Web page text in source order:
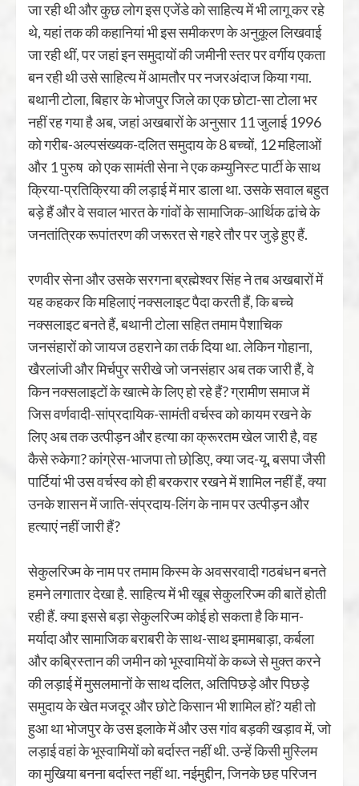
जा रही थी और कुछ लोग इस एजेंडे को साहित्य में भी लागू कर रहे
थे, यहां तक की कहानियां भी इस समीकरण के अनुकूल लिखवाई
जा रही थीं, पर जहां इन समुदायों की जमीनी स्तर पर वर्गीय एकता
बन रही थी उसे साहित्य में आमतौर पर नजरअंदाज किया गया.
बथानी टोला, बिहार के भोजपुर जिले का एक छोटा-सा टोला भर
नहीं रह गया है अब, जहां अखबारों के अनुसार 11 जुलाई 1996
को गरीब-अल्पसंख्यक-दलित समुदाय के 8 बच्चों, 12 महिलाओं
और 1 पुरुष को एक सामंती सेना ने एक कम्युनिस्ट पार्टी के साथ
क्रिया-प्रतिक्रिया की लड़ाई में मार डाला था. उसके सवाल बहुत
बड़े हैं और वे सवाल भारत के गांवों के सामाजिक-आर्थिक ढांचे के
जनतांत्रिक रूपांतरण की जरूरत से गहरे तौर पर जुड़े हुए हैं.
रणवीर सेना और उसके सरगना ब्रह्मेश्वर सिंह ने तब अखबारों में
यह कहकर कि महिलाएं नक्सलाइट पैदा करती हैं, कि बच्चे
नक्सलाइट बनते हैं, बथानी टोला सहित तमाम पैशाचिक
जनसंहारों को जायज ठहराने का तर्क दिया था. लेकिन गोहाना,
खैरलांजी और मिर्चपुर सरीखे जो जनसंहार अब तक जारी हैं, वे
किन नक्सलाइटों के खात्मे के लिए हो रहे हैं? ग्रामीण समाज में
जिस वर्णवादी-सांप्रदायिक-सामंती वर्चस्व को कायम रखने के
लिए अब तक उत्पीड़न और हत्या का क्रूरतम खेल जारी है, वह
कैसे रुकेगा? कांग्रेस-भाजपा तो छोडि़ए, क्या जद-यू, बसपा जैसी
पार्टियां भी उस वर्चस्व को ही बरकरार रखने में शामिल नहीं हैं, क्या
उनके शासन में जाति-संप्रदाय-लिंग के नाम पर उत्पीड़न और
हत्याएं नहीं जारी हैं?
सेकुलरिज्म के नाम पर तमाम किस्म के अवसरवादी गठबंधन बनते
हमने लगातार देखा है. साहित्य में भी खूब सेकुलरिज्म की बातें होती
रही हैं. क्या इससे बड़ा सेकुलरिज्म कोई हो सकता है कि मान-
मर्यादा और सामाजिक बराबरी के साथ-साथ इमामबाड़ा, कर्बला
और कब्रिस्तान की जमीन को भूस्वामियों के कब्जे से मुक्त करने
की लड़ाई में मुसलमानों के साथ दलित, अतिपिछड़े और पिछड़े
समुदाय के खेत मजदूर और छोटे किसान भी शामिल हों? यही तो
हुआ था भोजपुर के उस इलाके में और उस गांव बड़की खड़ाव में, जो
लड़ाई वहां के भूस्वामियों को बर्दास्त नहीं थी. उन्हें किसी मुस्लिम
का मुखिया बनना बर्दास्त नहीं था. नईमुद्दीन, जिनके छह परिजन